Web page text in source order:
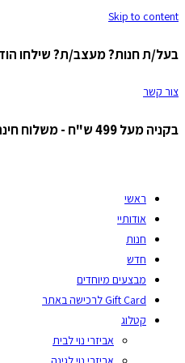
Skip to content
בעל/ת חנות? מעצב/ת? שילחו
צור קשר
בקניה מעל 499 ש"ח - משלוח חינם
ראשי
אודותיי
חנות
חדש
מבצעים מיוחדים
Gift Card לרכישה באתר
קטלוג
אביזרי נוי לבית